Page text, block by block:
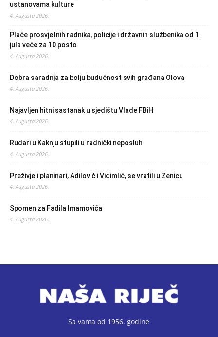
ustanovama kulture
4. Augusta 2026.
Plaće prosvjetnih radnika, policije i državnih službenika od 1.
jula veće za 10 posto
4. Augusta 2026.
Dobra saradnja za bolju budućnost svih građana Olova
4. Augusta 2026.
Najavljen hitni sastanak u sjedištu Vlade FBiH
4. Augusta 2026.
Rudari u Kaknju stupili u radnički neposluh
4. Augusta 2026.
Preživjeli planinari, Adilović i Vidimlić, se vratili u Zenicu
4. Augusta 2026.
Spomen za Fadila Imamovića
4. Augusta 2026.
Sa vama od 1956. godine